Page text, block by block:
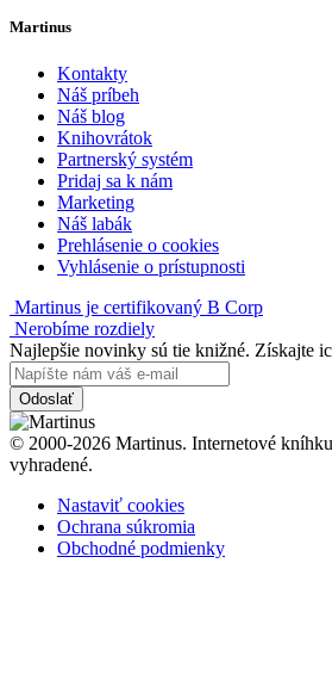
Martinus
Kontakty
Náš príbeh
Náš blog
Knihovrátok
Partnerský systém
Pridaj sa k nám
Marketing
Náš labák
Prehlásenie o cookies
Vyhlásenie o prístupnosti
Martinus je certifikovaný B Corp
Nerobíme rozdiely
Najlepšie novinky sú tie knižné. Získajte
Odoslať
© 2000-2026 Martinus. Internetové
vyhradené.
Nastaviť cookies
Ochrana súkromia
Obchodné podmienky